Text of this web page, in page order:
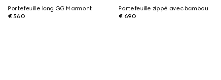
Portefeuille long GG Marmont
€ 560
Portefeuille zippé avec bambou
€ 690